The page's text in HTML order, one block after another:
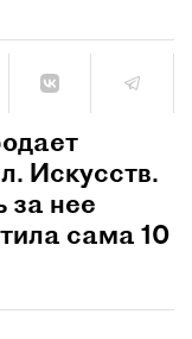
Искусств.
за нее
сама 10